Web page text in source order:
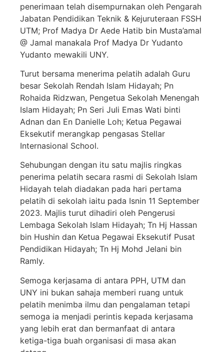
penerimaan telah disempurnakan oleh Pengarah
Jabatan Pendidikan Teknik & Kejuruteraan FSSH
UTM; Prof Madya Dr Aede Hatib bin Musta’amal
@ Jamal manakala Prof Madya Dr Yudanto
Yudanto mewakili UNY.
Turut bersama menerima pelatih adalah Guru
besar Sekolah Rendah Islam Hidayah; Pn
Rohaida Ridzwan, Pengetua Sekolah Menengah
Islam Hidayah; Pn Seri Juli Emas Wati binti
Adnan dan En Danielle Loh; Ketua Pegawai
Eksekutif merangkap pengasas Stellar
Internasional School.
Sehubungan dengan itu satu majlis ringkas
penerima pelatih secara rasmi di Sekolah Islam
Hidayah telah diadakan pada hari pertama
pelatih di sekolah iaitu pada Isnin 11 September
2023. Majlis turut dihadiri oleh Pengerusi
Lembaga Sekolah Islam Hidayah; Tn Hj Hassan
bin Hushin dan Ketua Pegawai Eksekutif Pusat
Pendidikan Hidayah; Tn Hj Mohd Jelani bin
Ramly.
Semoga kerjasama di antara PPH, UTM dan
UNY ini bukan sahaja memberi ruang untuk
pelatih menimba ilmu dan pengalaman tetapi
semoga ia menjadi perintis kepada kerjasama
yang lebih erat dan bermanfaat di antara
ketiga-tiga buah organisasi di masa akan